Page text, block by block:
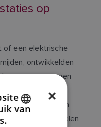
op
of een elektrische
ontwikkelden
vermogen, een
en eenvoudig te
en
onderdelen
ENGLISH
×
van